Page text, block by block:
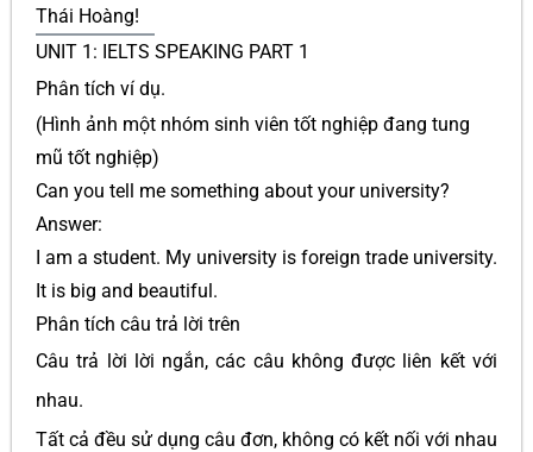
Thái Hoàng!
UNIT 1: IELTS SPEAKING PART 1
Phân tích ví dụ.
(Hình ảnh một nhóm sinh viên tốt nghiệp đang tung
mũ tốt nghiệp)
Can you tell me something about your university?
Answer:
I am a student. My university is foreign trade university.
It is big and beautiful.
Phân tích câu trả lời trên
Câu trả lời lời ngắn, các câu không được liên kết với
nhau.
Tất cả đều sử dụng câu đơn, không có kết nối với nhau